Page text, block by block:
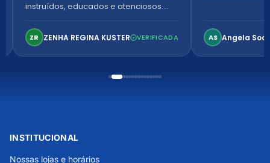
instruídos, educados e atenciosos.
confortável. Perfeito!
ZR ZENHA REGINA KUSTER VERIFICADA AS Angela
INSTITUCIONAL
Nossas lojas e horários